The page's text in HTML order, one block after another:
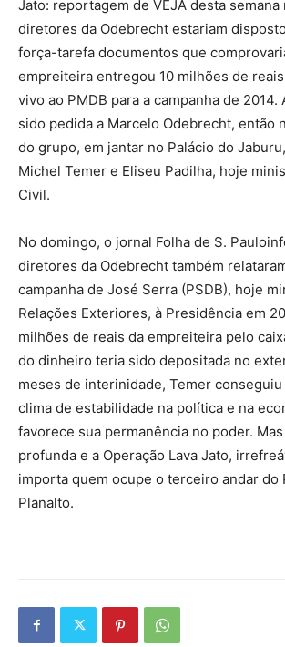
Jato: reportagem de VEJA desta semana
diretores da Odebrecht estariam
força-tarefa documentos que
empreiteira entregou 10 milhões de
vivo ao PMDB para a campanha de 2014.
sido pedida a Marcelo Odebrecht, então
do grupo, em jantar no Palácio do
Michel Temer e Eliseu Padilha, hoje
Civil.
No domingo, o jornal Folha de S.
diretores da Odebrecht também
campanha de José Serra (PSDB), hoje
Relações Exteriores, à Presidência em
milhões de reais da empreiteira pelo
do dinheiro teria sido depositada no
meses de interinidade, Temer
clima de estabilidade na política e na
favorece sua permanência no poder.
profunda e a Operação Lava Jato,
importa quem ocupe o terceiro andar do
Planalto.